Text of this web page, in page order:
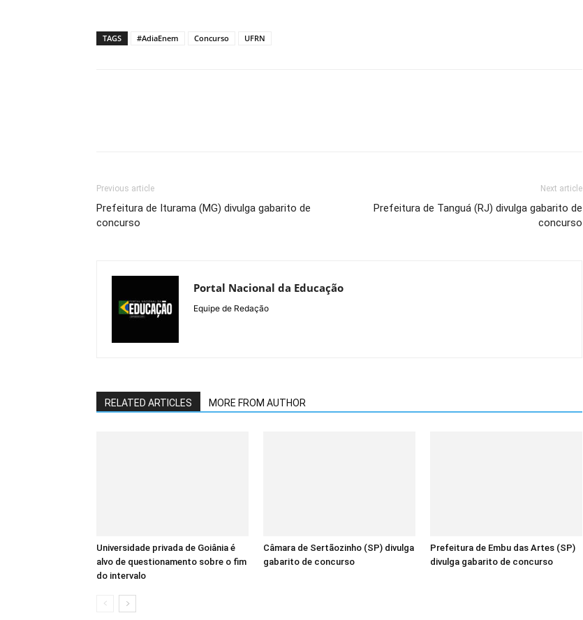
TAGS #AdiaEnem Concurso UFRN
Previous article
Prefeitura de Iturama (MG) divulga gabarito de
concurso
Next article
Prefeitura de Tanguá (RJ) divulga gabarito de
concurso
Portal Nacional da Educação
Equipe de Redação
RELATED ARTICLES MORE FROM AUTHOR
Universidade privada de Goiânia é
alvo de questionamento sobre o fim
do intervalo
Câmara de Sertãozinho (SP) divulga
gabarito de concurso
Prefeitura de Embu das Artes (SP)
divulga gabarito de concurso